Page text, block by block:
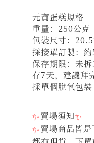
元寶蛋糕規格
重量：250公克
包裝尺寸：
採接單訂製：
保存期限：未
存7天，建議拜
採單個脫氧包裝
✨賣場須知✨
✨賣場商品皆